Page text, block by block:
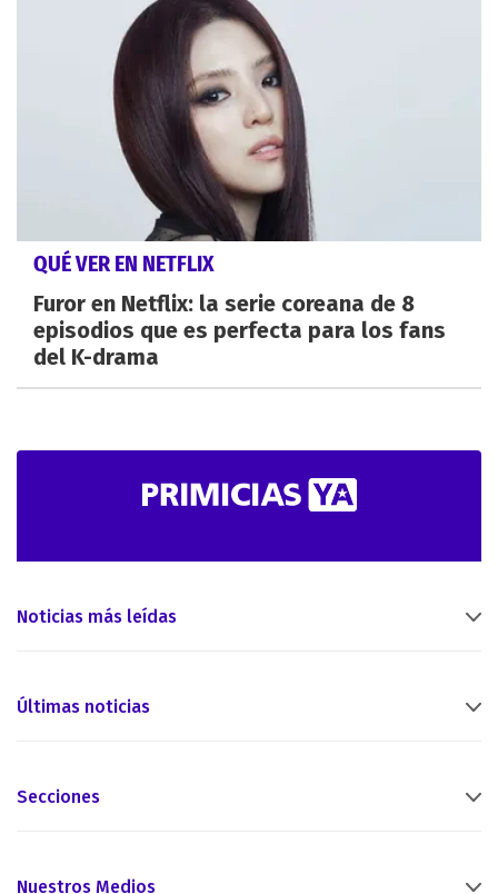
QUÉ VER EN NETFLIX
Furor en Netflix: la serie coreana de 8
episodios que es perfecta para los fans
del K-drama
Noticias más leídas
Últimas noticias
Secciones
Nuestros Medios